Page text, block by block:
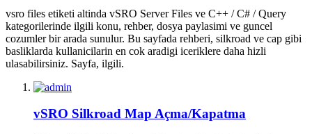
vsro files etiketi altinda vSRO Server Files ve C++ / C# / Query
kategorilerinde ilgili konu, rehber, dosya paylasimi ve guncel
cozumler bir arada sunulur. Bu sayfada rehberi, silkroad ve cap gibi
basliklarda kullanicilarin en cok aradigi iceriklere daha hizli
ulasabilirsiniz. Sayfa, ilgili.
vSRO Silkroad Map Açma/Kapatma